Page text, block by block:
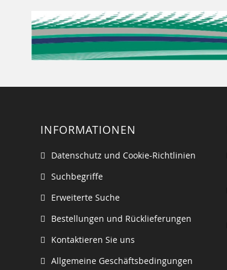
INFORMATIONEN
Datenschutz und Cookie-Richtlinien
Suchbegriffe
Erweiterte Suche
Bestellungen und Rücklieferungen
Kontaktieren Sie uns
Allgemeine Geschäftsbedingungen